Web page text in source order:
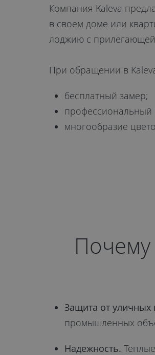
ОТПРАВИТЬ
Даюсогласие на обработку
обработки персональных
ознакомлен.
Компания Kaleva
в своем доме или
лоджию с
При обращении в
бесплатный замер;
профессиональный
многообразие
Почему
Защита от
промышленных
Надежность.